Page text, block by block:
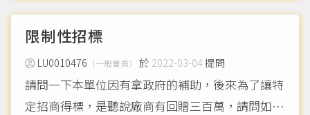
限制性招標
LU0010476 （一般會員） 於 2022-03-04提問
請問一下本單位因有拿政府的補助，後來為了讓特
定招商得標，是聽說廠商有回贈三百萬，請問如何